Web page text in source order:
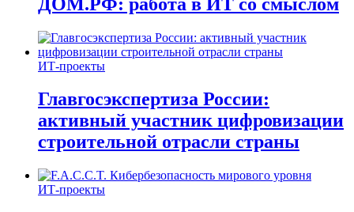
ИТ-проекты
Главгосэкспертиза России:
активный участник цифровизации
строительной отрасли страны
ИТ-проекты